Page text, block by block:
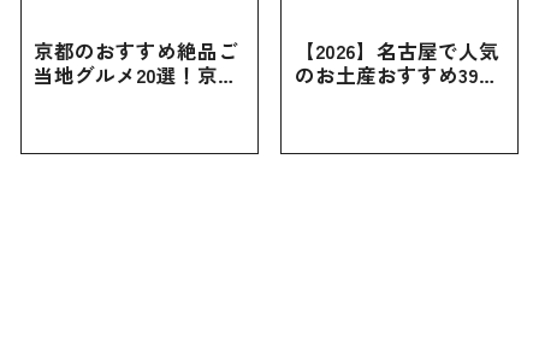
京都のおすすめ絶品ご
当地グルメ20選！京都
【2026】名古屋で人気
のお土産おすすめ39選
お土産・ばらまき用ま